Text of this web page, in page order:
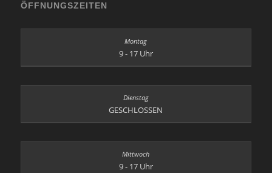
ÖFFNUNGSZEITEN
9 - 17 Uhr
GESCHLOSSEN
9 - 17 Uhr